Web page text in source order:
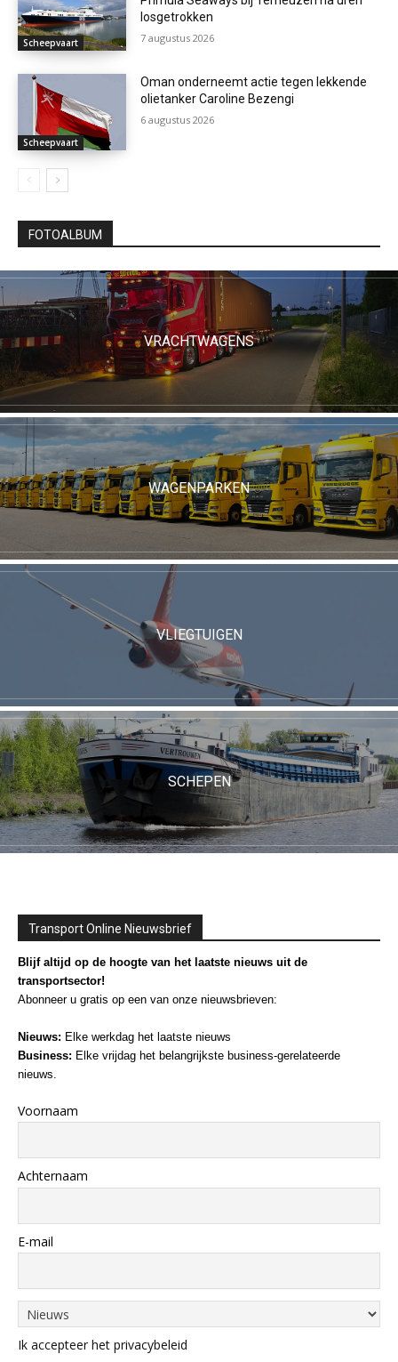
Scheepvaart
losgetrokken
7 augustus 2026
Scheepvaart
Oman onderneemt actie tegen lekkende
olietanker Caroline Bezengi
6 augustus 2026
FOTOALBUM
VRACHTWAGENS
WAGENPARKEN
VLIEGTUIGEN
SCHEPEN
Transport Online Nieuwsbrief
Blijf altijd op de hoogte van het laatste nieuws uit de
transportsector!
Abonneer u gratis op een van onze nieuwsbrieven:
Nieuws: Elke werkdag het laatste nieuws
Business: Elke vrijdag het belangrijkste business-gerelateerde
nieuws.
Voornaam
Achternaam
E-mail
Ik accepteer het privacybeleid